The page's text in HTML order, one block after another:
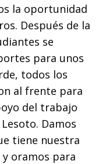
la oportunidad
Después de la
se
para unos
todos los
al frente para
del trabajo
Damos
tiene nuestra
oramos para